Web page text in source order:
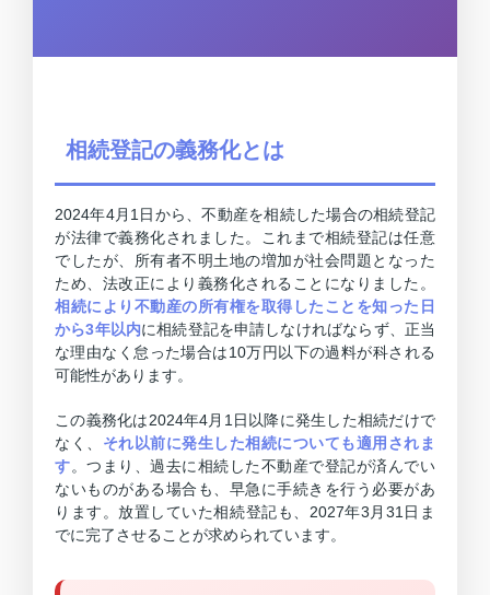
相続登記の義務化とは
2024年4月1日から、不動産を相続した場合の相続登記
が法律で義務化されました。これまで相続登記は任意
でしたが、所有者不明土地の増加が社会問題となった
ため、法改正により義務化されることになりました。
相続により不動産の所有権を取得したことを知った日
から3年以内に相続登記を申請しなければならず、正当
な理由なく怠った場合は10万円以下の過料が科される
可能性があります。
この義務化は2024年4月1日以降に発生した相続だけで
なく、 それ以前に発生した相続についても適用されま
す。つまり、過去に相続した不動産で登記が済んでい
ないものがある場合も、早急に手続きを行う必要があ
ります。放置していた相続登記も、2027年3月31日ま
でに完了させることが求められています。